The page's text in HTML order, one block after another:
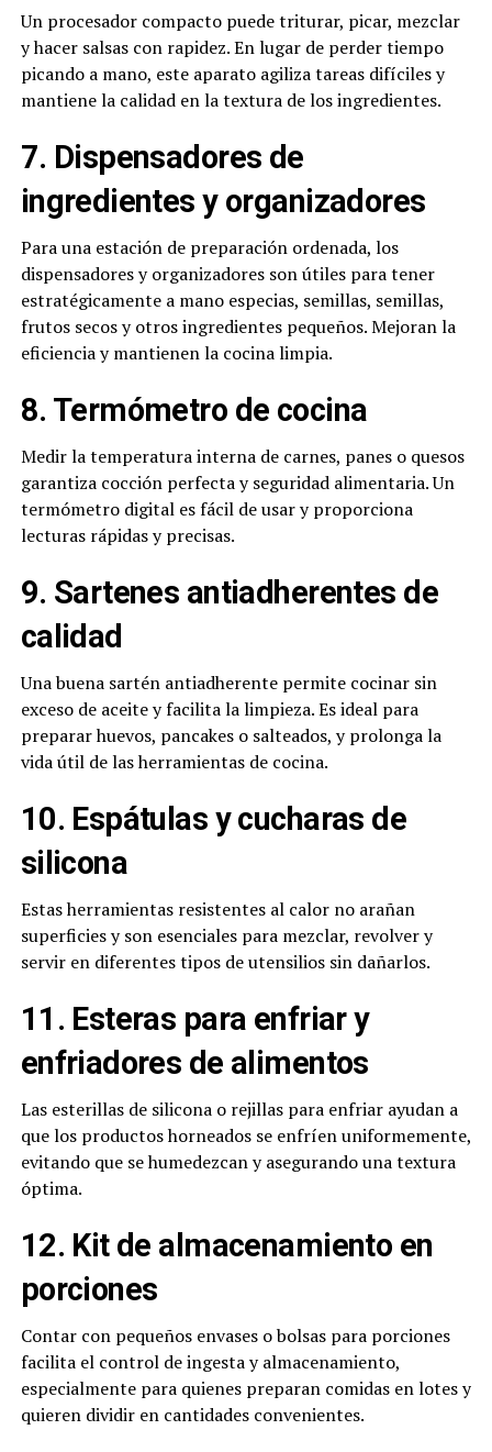
Un procesador compacto puede triturar, picar, mezclar
y hacer salsas con rapidez. En lugar de perder tiempo
picando a mano, este aparato agiliza tareas difíciles y
mantiene la calidad en la textura de los ingredientes.
7. Dispensadores de
ingredientes y organizadores
Para una estación de preparación ordenada, los
dispensadores y organizadores son útiles para tener
estratégicamente a mano especias, semillas, semillas,
frutos secos y otros ingredientes pequeños. Mejoran la
eficiencia y mantienen la cocina limpia.
8. Termómetro de cocina
Medir la temperatura interna de carnes, panes o quesos
garantiza cocción perfecta y seguridad alimentaria. Un
termómetro digital es fácil de usar y proporciona
lecturas rápidas y precisas.
9. Sartenes antiadherentes de
calidad
Una buena sartén antiadherente permite cocinar sin
exceso de aceite y facilita la limpieza. Es ideal para
preparar huevos, pancakes o salteados, y prolonga la
vida útil de las herramientas de cocina.
10. Espátulas y cucharas de
silicona
Estas herramientas resistentes al calor no arañan
superficies y son esenciales para mezclar, revolver y
servir en diferentes tipos de utensilios sin dañarlos.
11. Esteras para enfriar y
enfriadores de alimentos
Las esterillas de silicona o rejillas para enfriar ayudan a
que los productos horneados se enfríen uniformemente,
evitando que se humedezcan y asegurando una textura
óptima.
12. Kit de almacenamiento en
porciones
Contar con pequeños envases o bolsas para porciones
facilita el control de ingesta y almacenamiento,
especialmente para quienes preparan comidas en lotes y
quieren dividir en cantidades convenientes.